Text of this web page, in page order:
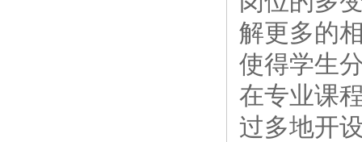
解更多的
使得学生
在专业课
过多地开